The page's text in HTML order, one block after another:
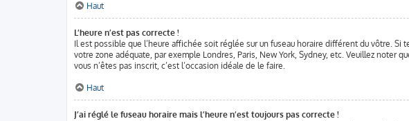
Haut
L’heure n’est pas correcte !
Il est possible que l’heure affichée soit réglée sur un fuseau horaire différent du vôtre.
votre zone adéquate, par exemple Londres, Paris, New York, Sydney, etc. Veuillez noter
vous n’êtes pas inscrit, c’est l’occasion idéale de le faire.
Haut
J’ai réglé le fuseau horaire mais l’heure n’est toujours pas correcte !